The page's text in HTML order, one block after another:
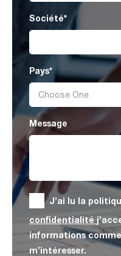
Société*
Pays*
Message
J’ai lu la
confidentialité
informations
m’intéresser.